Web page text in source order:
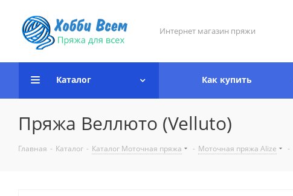
Интернет магазин пряжи
Каталог Как купить
Пряжа Веллюто (Velluto)
Главная - Каталог - Каталог Моточная пряжа - Моточная пряжа Alize -